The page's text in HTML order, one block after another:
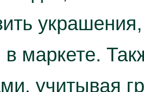
в маркете.
учитывая